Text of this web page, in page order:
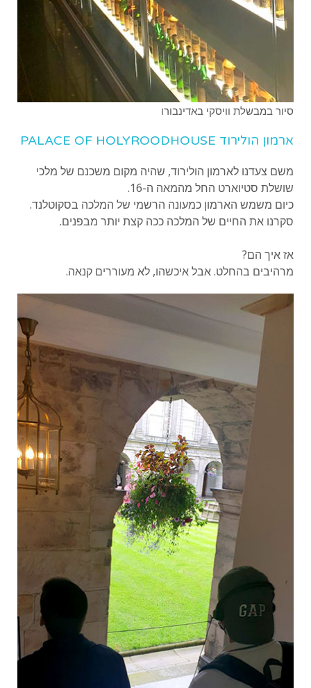
סיור במבשלת וויסקי באדינבורו
ארמון הולירוד PALACE OF HOLYROODHOUSE
משם צעדנו לארמון הולירוד, שהיה מקום משכנם של מלכי
שושלת סטיוארט החל מהמאה ה-16.
כיום משמש הארמון כמעונה הרשמי של המלכה בסקוטלנד.
סקרנו את החיים של המלכה ככה קצת יותר מבפנים.
אז איך הם?
מרהיבים בהחלט. אבל איכשהו, לא מעוררים קנאה.